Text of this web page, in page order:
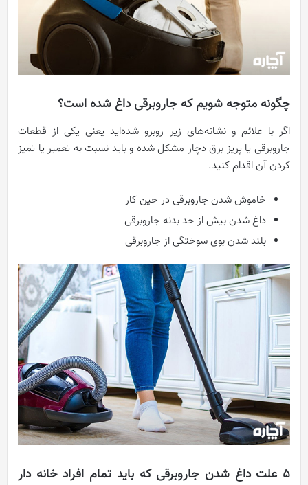
چگونه متوجه شویم که جاروبرقی داغ شده است؟
اگر با علائم و نشانه‌های زیر روبرو شده‌اید یعنی یکی از قطعات
جاروبرقی یا پریز برق دچار مشکل شده و باید نسبت به تعمیر یا تمیز
کردن آن اقدام کنید.
خاموش شدن جاروبرقی در حین کار
داغ شدن بیش از حد بدنه جاروبرقی
بلند شدن بوی سوختگی از جاروبرقی
۵ علت داغ شدن جاروبرقی که باید تمام افراد خانه‌ دار